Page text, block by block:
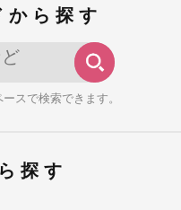
から探す
スで検索できます。
探す